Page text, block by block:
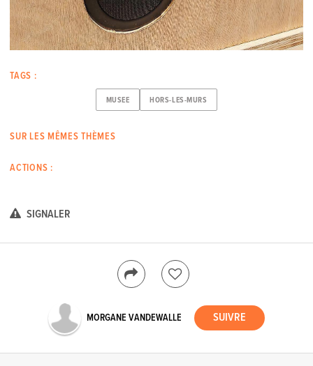
TAGS :
MUSEE HORS-LES-MURS
SUR LES MÊMES THÈMES
ACTIONS :
SIGNALER
MORGANE VANDEWALLE